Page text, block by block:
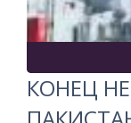
КОНЕЦ